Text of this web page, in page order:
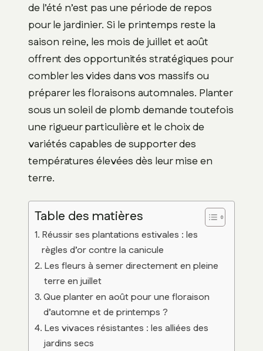
de l’été n’est pas une période de repos
pour le jardinier. Si le printemps reste la
saison reine, les mois de juillet et août
offrent des opportunités stratégiques pour
combler les vides dans vos massifs ou
préparer les floraisons automnales. Planter
sous un soleil de plomb demande toutefois
une rigueur particulière et le choix de
variétés capables de supporter des
températures élevées dès leur mise en
terre.
Table des matières
Réussir ses plantations estivales : les
règles d’or contre la canicule
Les fleurs à semer directement en pleine
terre en juillet
Que planter en août pour une floraison
d’automne et de printemps ?
Les vivaces résistantes : les alliées des
jardins secs